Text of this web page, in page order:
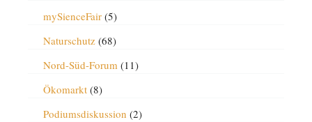
mySienceFair(5)
Naturschutz(68)
Nord-Süd-Forum(11)
Ökomarkt(8)
Podiumsdiskussion (2)